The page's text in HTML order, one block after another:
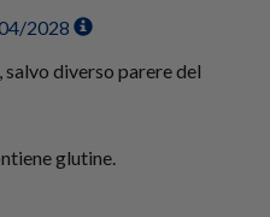
2028
diverso parere del
glutine.